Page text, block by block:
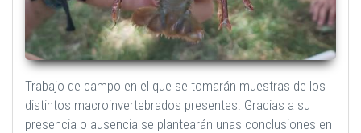
Trabajo de campo en el que se tomarán muestras de los
distintos macroinvertebrados presentes. Gracias a su
presencia o ausencia se plantearán unas conclusiones en